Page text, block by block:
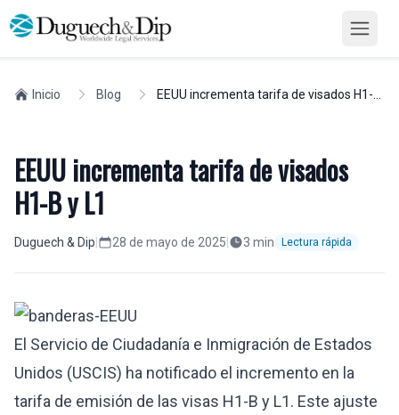
Inicio Blog
EEUU incrementa tarifa de visados
H1-B y L1
Duguech & Dip 28 de mayo de 2025 3 min Lectura rápida
El Servicio de Ciudadanía e Inmigración de Estados
Unidos (USCIS) ha notificado el incremento en la
tarifa de emisión de las visas H1-B y L1. Este ajuste